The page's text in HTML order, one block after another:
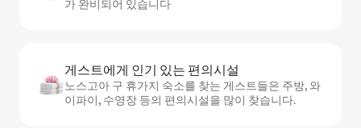
가 완비되어 있습니다
게스트에게 인기 있는 편의시설
노스고아 구 휴가지 숙소를 찾는 게스트들은 주방, 와
이파이, 수영장 등의 편의시설을 많이 찾습니다.